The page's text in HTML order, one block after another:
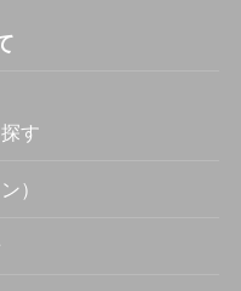
す
）